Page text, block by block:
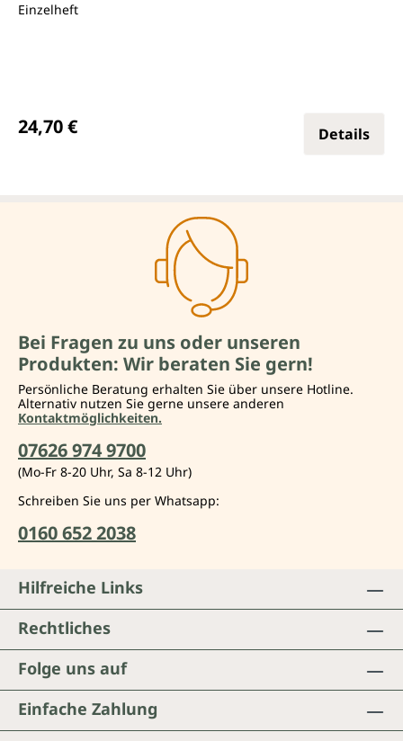
Einzelheft
24,70 € Details
Bei Fragen zu uns oder unseren
Produkten: Wir beraten Sie gern!
Persönliche Beratung erhalten Sie über unsere Hotline.
Alternativ nutzen Sie gerne unsere anderen
Kontaktmöglichkeiten.
07626 974 9700
(Mo-Fr 8-20 Uhr, Sa 8-12 Uhr)
Schreiben Sie uns per Whatsapp:
0160 652 2038
Folge uns auf
Einfache Zahlung
Hilfreiche Links
Rechtliches